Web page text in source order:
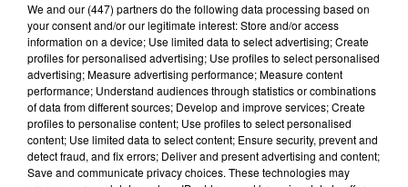
Lecture (4 min 26 sec)
We and our (447) partnersdo the following data processing based on
your consent and/or our legitimate interest: Store and/or access
information on a device; Use limited data to select advertising; Create
profiles for personalised advertising; Use profiles to select personalised
advertising; Measure advertising performance; Measure content
performance; Understand audiences through statistics or combinations
of data from different sources; Develop and improve services; Create
profiles to personalise content; Use profiles to select personalised
content; Use limited data to select content; Ensure security, prevent and
detect fraud, and fix errors; Deliver and present advertising and content;
Save and communicate privacy choices. These technologies may